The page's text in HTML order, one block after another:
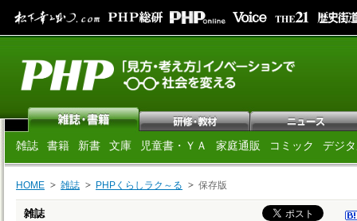
雑誌 書籍 新書 文庫 児童書・ＹＡ 家庭通販 コミック デジ
HOME 雑誌 PHPくらしラク～る 保存版
雑誌